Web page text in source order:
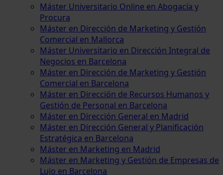
Máster Universitario Online en Abogacía y
Procura
Máster en Dirección de Marketing y Gestión
Comercial en Mallorca
Máster Universitario en Dirección Integral de
Negocios en Barcelona
Máster en Dirección de Marketing y Gestión
Comercial en Barcelona
Máster en Dirección de Recursos Humanos y
Gestión de Personal en Barcelona
Máster en Dirección General en Madrid
Máster en Dirección General y Planificación
Estratégica en Barcelona
Máster en Marketing en Madrid
Máster en Marketing y Gestión de Empresas de
Lujo en Barcelona